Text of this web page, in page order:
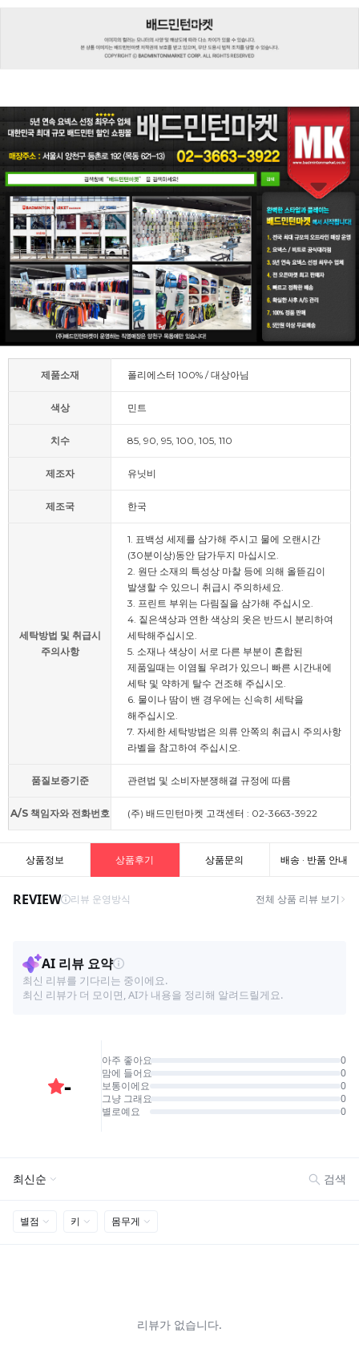
제품소재 폴리에스터 100% / 대상아님
색상 민트
치수 85, 90, 95, 100, 105, 110
제조자 유닛비
제조국 한국
세탁방법 및 취급시
주의사항
1. 표백성 세제를 삼가해 주시고 물에 오랜시간
(30분이상)동안 담가두지 마십시오.
2. 원단 소재의 특성상 마찰 등에 의해 올뜯김이
발생할 수 있으니 취급시 주의하세요.
3. 프린트 부위는 다림질을 삼가해 주십시오.
4. 짙은색상과 연한 색상의 옷은 반드시 분리하여
세탁해주십시오.
5. 소재나 색상이 서로 다른 부분이 혼합된
제품일때는 이염될 우려가 있으니 빠른 시간내에
세탁 및 약하게 탈수 건조해 주십시오.
6. 물이나 땀이 밴 경우에는 신속히 세탁을
해주십시오.
7. 자세한 세탁방법은 의류 안쪽의 취급시 주의사항
라벨을 참고하여 주십시오.
품질보증기준 관련법 및 소비자분쟁해결 규정에 따름
A/S 책임자와 전화번호 (주) 배드민턴마켓 고객센터 : 02-3663-3922
상품정보 상품후기 상품문의 배송 · 반품 안내